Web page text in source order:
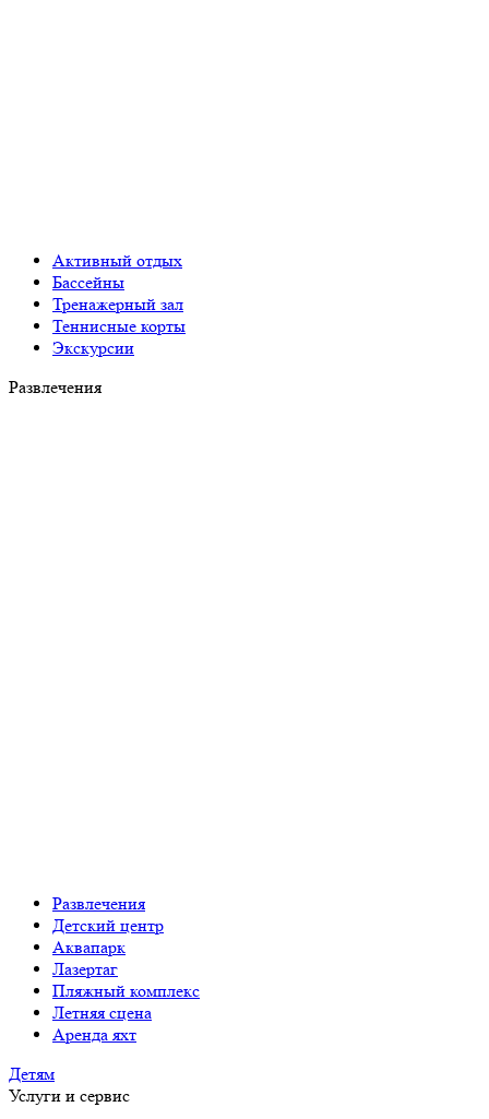
Активный отдых
Бассейны
Тренажерный зал
Теннисные корты
Экскурсии
Развлечения
Развлечения
Детский центр
Аквапарк
Лазертаг
Пляжный комплекс
Летняя сцена
Аренда яхт
Детям
Услуги и сервис